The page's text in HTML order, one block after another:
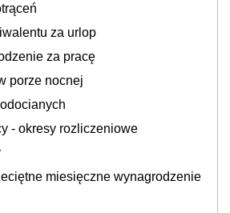
za urlop
za pracę
porze nocnej
- okresy rozliczeniowe
miesięczne wynagrodzenie